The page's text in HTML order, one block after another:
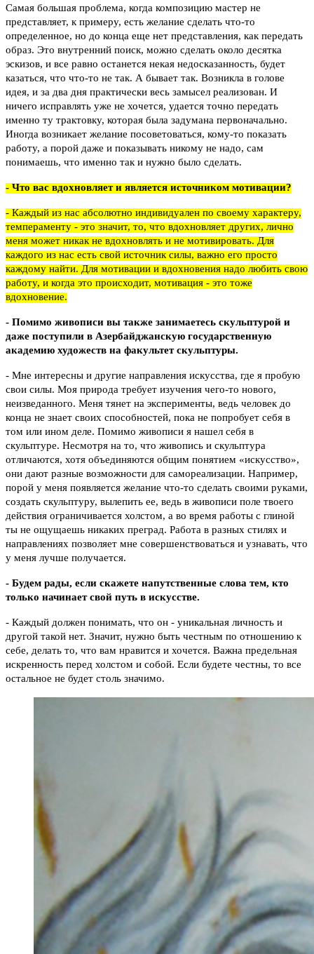
Самая большая проблема, когда композицию мастер не
представляет, к примеру, есть желание сделать что-то
определенное, но до конца еще нет представления, как передать
образ. Это внутренний поиск, можно сделать около десятка
эскизов, и все равно останется некая недосказанность, будет
казаться, что что-то не так. А бывает так. Возникла в голове
идея, и за два дня практически весь замысел реализован. И
ничего исправлять уже не хочется, удается точно передать
именно ту трактовку, которая была задумана первоначально.
Иногда возникает желание посоветоваться, кому-то показать
работу, а порой даже и показывать никому не надо, сам
понимаешь, что именно так и нужно было сделать.
- Что вас вдохновляет и является источником мотивации?
- Каждый из нас абсолютно индивидуален по своему характеру,
темпераменту - это значит, то, что вдохновляет других, лично
меня может никак не вдохновлять и не мотивировать. Для
каждого из нас есть свой источник силы, важно его просто
каждому найти. Для мотивации и вдохновения надо любить свою
работу, и когда это происходит, мотивация - это тоже
вдохновение.
- Помимо живописи вы также занимаетесь скульптурой и
даже поступили в Азербайджанскую государственную
академию художеств на факультет скульптуры.
- Мне интересны и другие направления искусства, где я пробую
свои силы. Моя природа требует изучения чего-то нового,
неизведанного. Меня тянет на эксперименты, ведь человек до
конца не знает своих способностей, пока не попробует себя в
том или ином деле. Помимо живописи я нашел себя в
скульптуре. Несмотря на то, что живопись и скульптура
отличаются, хотя объединяются общим понятием «искусство»,
они дают разные возможности для самореализации. Например,
порой у меня появляется желание что-то сделать своими руками,
создать скульптуру, вылепить ее, ведь в живописи поле твоего
действия ограничивается холстом, а во время работы с глиной
ты не ощущаешь никаких преград. Работа в разных стилях и
направлениях позволяет мне совершенствоваться и узнавать, что
у меня лучше получается.
- Будем рады, если скажете напутственные слова тем, кто
только начинает свой путь в искусстве.
- Каждый должен понимать, что он - уникальная личность и
другой такой нет. Значит, нужно быть честным по отношению к
себе, делать то, что вам нравится и хочется. Важна предельная
искренность перед холстом и собой. Если будете честны, то все
остальное не будет столь значимо.